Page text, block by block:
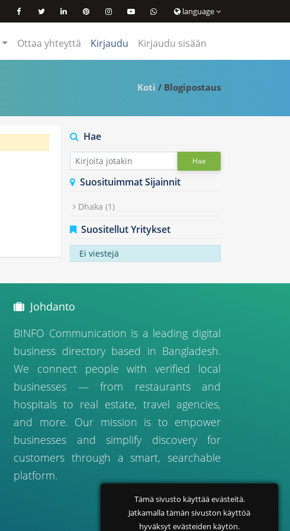
language
Ottaa yhteyttä Kirjaudu Kirjaudu sisään
Koti / Blogipostaus
Hae
Hae
Suosituimmat Sijainnit
Dhaka (1)
Suositellut Yritykset
Ei viestejä
Johdanto
BINFO Communication is a leading digital
business directory based in Bangladesh.
We connect people with verified local
businesses — from restaurants and
hospitals to real estate, travel agencies,
and more. Our mission is to empower
businesses and simplify discovery for
customers through a smart, searchable
platform.
Tämä sivusto käyttää evästeitä.
Jatkamalla tämän sivuston käyttöä
hyväksyt evästeiden käytön.